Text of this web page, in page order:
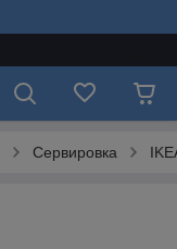
Сервировка